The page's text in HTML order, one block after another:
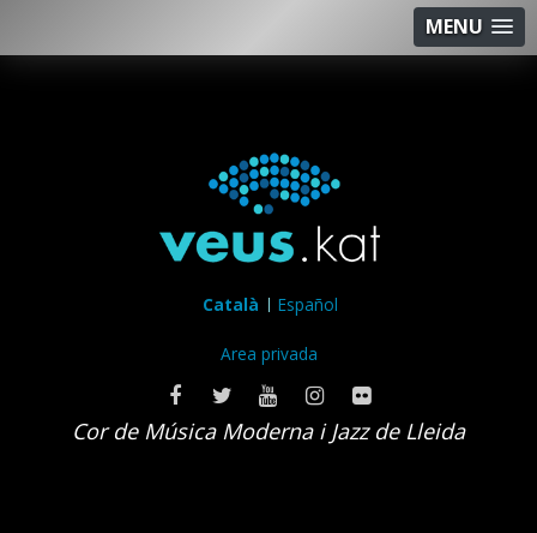
MENU
Català Español
Area privada
Cor de Música Moderna i Jazz de Lleida